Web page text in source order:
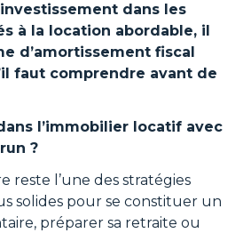
dans les
à la location abordable, il
d’amortissement fiscal
faut comprendre avant de
l’immobilier locatif avec
?
reste l’une des stratégies
solides pour se constituer un
préparer sa retraite ou